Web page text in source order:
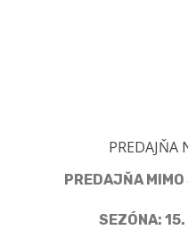
PREDAJŇA
PREDAJŇA
SEZÓNA: